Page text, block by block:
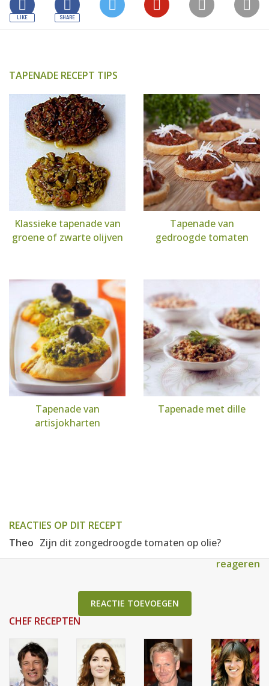
TAPENADE RECEPT TIPS
Klassieke tapenade van
groene of zwarte olijven
Tapenade van
gedroogde tomaten
Tapenade van
artisjokharten
Tapenade met dille
REACTIES OP DIT RECEPT
Theo Zijn dit zongedroogde tomaten op olie?
reageren
REACTIE TOEVOEGEN
CHEF RECEPTEN